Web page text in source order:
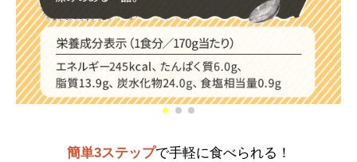
簡単3ステップで手軽に食べられる！